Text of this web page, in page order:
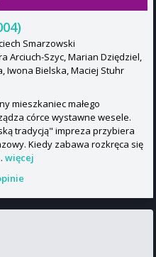
Smarzowski
Arciuch-Szyc, Marian Dziędziel,
Iwona Bielska, Maciej Stuhr
mieszkaniec małego
córce wystawne wesele.
tradycją" impreza przybiera
Kiedy zabawa rozkręca się
więcej